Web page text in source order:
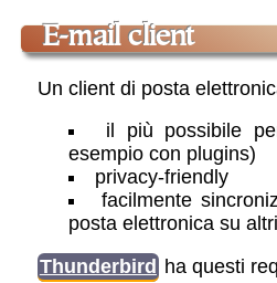
e-mail client
Un client di posta
il più possibile
esempio con plugins)
privacy-friendly
facilmente
posta elettronica su
Thunderbird ha questi